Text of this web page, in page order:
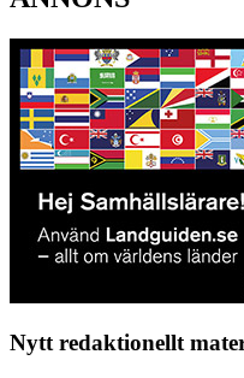
Nytt redaktionellt